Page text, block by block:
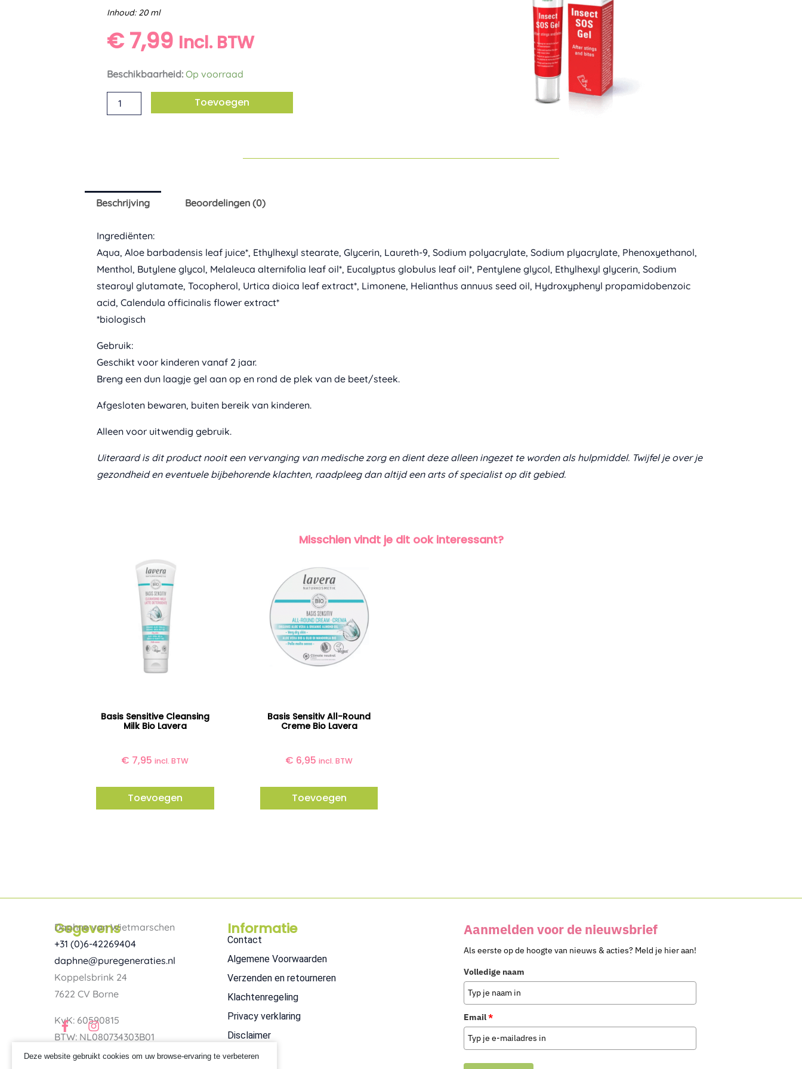
Inhoud: 20 ml
€7,99 Incl. BTW
Beschikbaarheid: Op voorraad
Insect
SOS
gel
Toevoegen
Beschrijving Beoordelingen (0)
Ingrediënten:
Aqua, Aloe barbadensis leaf juice*, Ethylhexyl stearate, Glycerin, Laureth-9, Sodium polyacrylate, Sodium plyacrylate, Phenoxyethanol,
Menthol, Butylene glycol, Melaleuca alternifolia leaf oil*, Eucalyptus globulus leaf oil*, Pentylene glycol, Ethylhexyl glycerin, Sodium
stearoyl glutamate, Tocopherol, Urtica dioica leaf extract*, Limonene, Helianthus annuus seed oil, Hydroxyphenyl propamidobenzoic
acid, Calendula officinalis flower extract*
*biologisch
Gebruik:
Geschikt voor kinderen vanaf 2 jaar.
Breng een dun laagje gel aan op en rond de plek van de beet/steek.
Afgesloten bewaren, buiten bereik van kinderen.
Alleen voor uitwendig gebruik.
Uiteraard is dit product nooit een vervanging van medische zorg en dient deze alleen ingezet te worden als hulpmiddel. Twijfel je over je
gezondheid en eventuele bijbehorende klachten, raadpleeg dan altijd een arts of specialist op dit gebied.
Misschien vindt je dit ook interessant?
Basis Sensitive Cleansing
Milk Bio Lavera
€ 7,95 incl. BTW
Toevoegen
Basis Sensitiv All-Round
Creme Bio Lavera
€ 6,95 incl. BTW
Toevoegen
Gegevens
Daphne van Wietmarschen
+31 (0)6-42269404
daphne@puregeneraties.nl
Koppelsbrink 24
7622 CV Borne
KvK: 60590815
BTW: NL080734303B01
F
a
c
e
I
n
s
t
Informatie
Contact
Algemene Voorwaarden
Verzenden en retourneren
Klachtenregeling
Privacy verklaring
Disclaimer
Aanmelden voor de nieuwsbrief
Als eerste op de hoogte van nieuws & acties? Meld je hier aan!
Volledige naam
Email*
Deze website gebruikt cookies om uw browse-ervaring te verbeteren